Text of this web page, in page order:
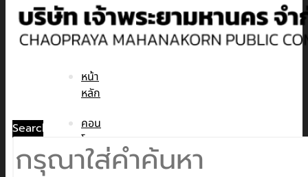
หน้า
หลัก
คอน
โด
ทาวน์
Search